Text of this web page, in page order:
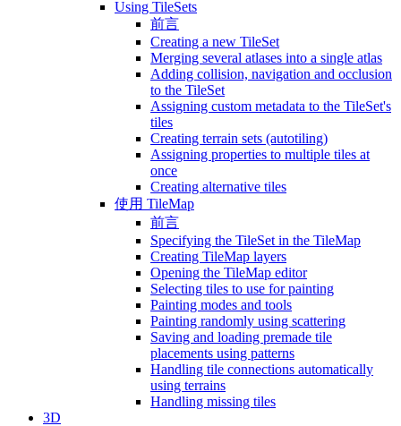
Using TileSets
前言
Creating a new TileSet
Merging several atlases into a single atlas
Adding collision, navigation and occlusion
to the TileSet
Assigning custom metadata to the TileSet's
tiles
Creating terrain sets (autotiling)
Assigning properties to multiple tiles at
once
Creating alternative tiles
使用 TileMap
前言
Specifying the TileSet in the TileMap
Creating TileMap layers
Opening the TileMap editor
Selecting tiles to use for painting
Painting modes and tools
Painting randomly using scattering
Saving and loading premade tile
placements using patterns
Handling tile connections automatically
using terrains
Handling missing tiles
3D